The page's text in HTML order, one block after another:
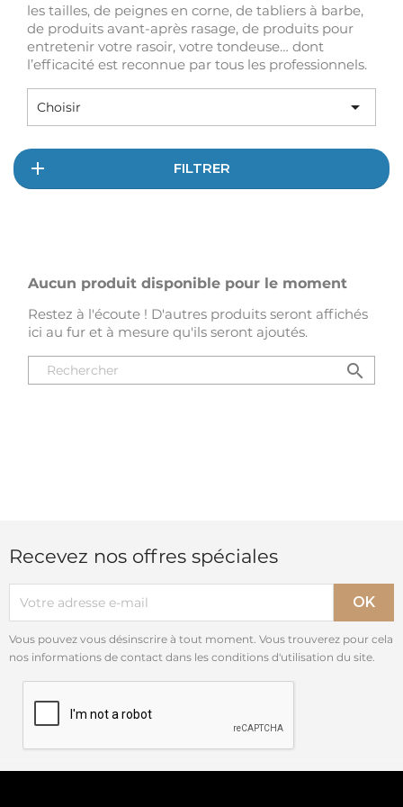
les tailles, de peignes en corne, de tabliers à barbe,
de produits avant-après rasage, de produits pour
entretenir votre rasoir, votre tondeuse… dont
l’efficacité est reconnue par tous les professionnels.
Choisir 
FILTRER
Aucun produit disponible pour le moment
Restez à l'écoute ! D'autres produits seront affichés
ici au fur et à mesure qu'ils seront ajoutés.
search
Recevez nos offres spéciales
Vous pouvez vous désinscrire à tout moment. Vous trouverez pour cela
nos informations de contact dans les conditions d'utilisation du site.